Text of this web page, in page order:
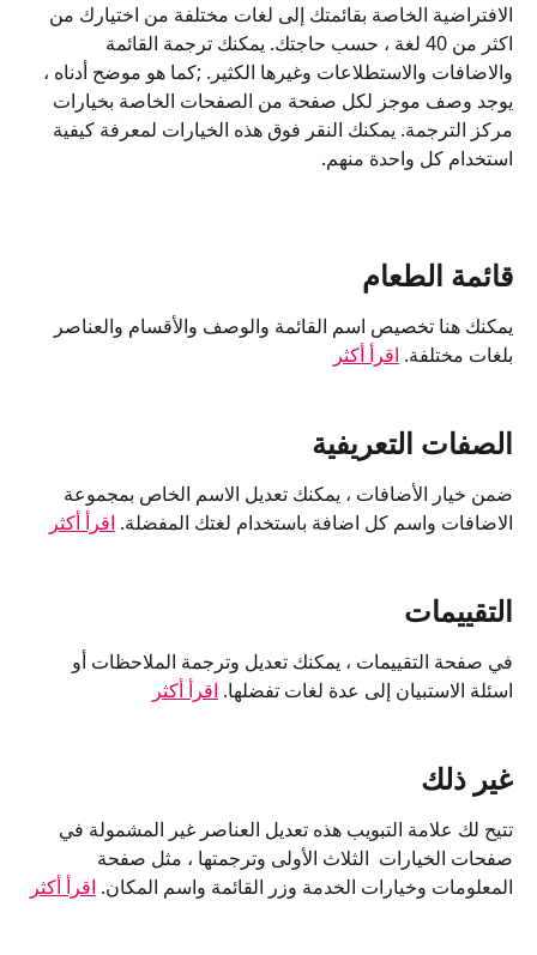
الافتراضية الخاصة بقائمتك إلى لغات مختلفة من اختيارك من
اكثر من 40 لغة ، حسب حاجتك. يمكنك ترجمة القائمة
والاضافات والاستطلاعات وغيرها الكثير. ;كما هو موضح أدناه ،
يوجد وصف موجز لكل صفحة من الصفحات الخاصة بخيارات
مركز الترجمة. يمكنك النقر فوق هذه الخيارات لمعرفة كيفية
استخدام كل واحدة منهم.
قائمة الطعام
يمكنك هنا تخصيص اسم القائمة والوصف والأقسام والعناصر
بلغات مختلفة. اقرأ أكثر
الصفات التعريفية
ضمن خيار الأضافات ، يمكنك تعديل الاسم الخاص بمجموعة
الاضافات واسم كل اضافة باستخدام لغتك المفضلة. اقرأ أكثر
التقييمات
في صفحة التقييمات ، يمكنك تعديل وترجمة الملاحظات أو
اسئلة الاستبيان إلى عدة لغات تفضلها. اقرأ أكثر
غير ذلك
تتيح لك علامة التبويب هذه تعديل العناصر غير المشمولة في
صفحات الخيارات  الثلاث الأولى وترجمتها ، مثل صفحة
المعلومات وخيارات الخدمة وزر القائمة واسم المكان. اقرأ أكثر